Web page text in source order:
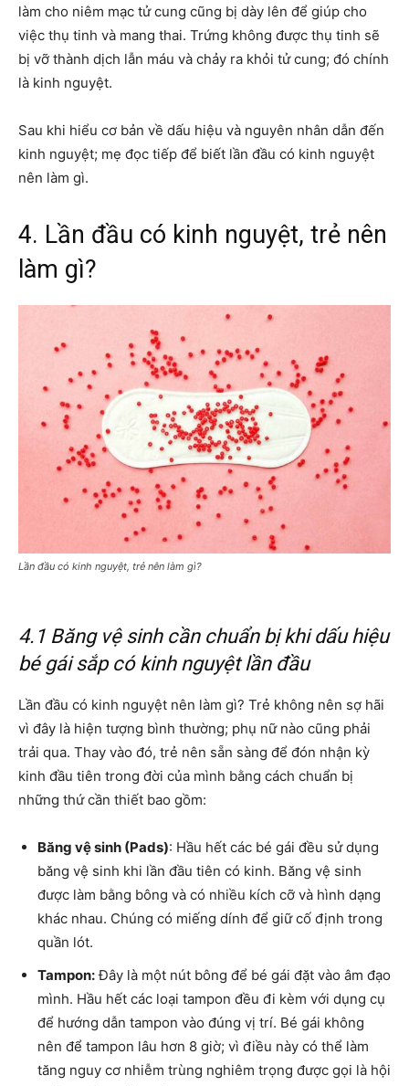
làm cho niêm mạc tử cung cũng bị dày lên để giúp cho
việc thụ tinh và mang thai. Trứng không được thụ tinh sẽ
bị vỡ thành dịch lẫn máu và chảy ra khỏi tử cung; đó chính
là kinh nguyệt.
Sau khi hiểu cơ bản về dấu hiệu và nguyên nhân dẫn đến
kinh nguyệt; mẹ đọc tiếp để biết lần đầu có kinh nguyệt
nên làm gì.
4. Lần đầu có kinh nguyệt, trẻ nên
làm gì?
Lần đầu có kinh nguyệt, trẻ nên làm gì?
4.1 Băng vệ sinh cần chuẩn bị khi dấu hiệu
bé gái sắp có kinh nguyệt lần đầu
Lần đầu có kinh nguyệt nên làm gì? Trẻ không nên sợ hãi
vì đây là hiện tượng bình thường; phụ nữ nào cũng phải
trải qua. Thay vào đó, trẻ nên sẵn sàng để đón nhận kỳ
kinh đầu tiên trong đời của mình bằng cách chuẩn bị
những thứ cần thiết bao gồm:
Băng vệ sinh (Pads): Hầu hết các bé gái đều sử dụng
băng vệ sinh khi lần đầu tiên có kinh. Băng vệ sinh
được làm bằng bông và có nhiều kích cỡ và hình dạng
khác nhau. Chúng có miếng dính để giữ cố định trong
quần lót.
Tampon:Đây là một nút bông để bé gái đặt vào âm đạo
mình. Hầu hết các loại tampon đều đi kèm với dụng cụ
để hướng dẫn tampon vào đúng vị trí. Bé gái không
nên để tampon lâu hơn 8 giờ; vì điều này có thể làm
tăng nguy cơ nhiễm trùng nghiêm trọng được gọi là hội